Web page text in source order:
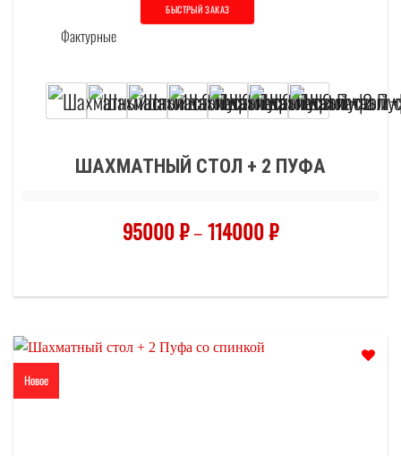
БЫСТРЫЙ ЗАКАЗ
ШАХМАТНЫЙ СТОЛ + 2 ПУФА
95000₽–114000₽
Новое